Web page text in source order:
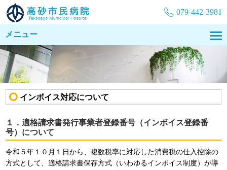
079-442-3981
メニュー
インボイス対応について
１．適格請求書発行事業者登録番号（インボイス登録番
号）について
令和５年１０月１日から、複数税率に対応した消費税の仕入控除の
方式として、適格請求書保存方式（いわゆるインボイス制度）が導